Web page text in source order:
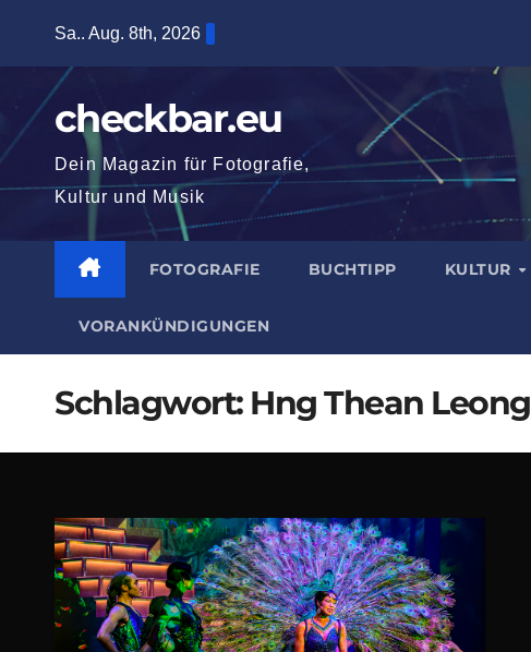
springen
Sa.. Aug. 8th, 2026
checkbar.eu
Dein Magazin für Fotografie,
Kultur und Musik
FOTOGRAFIE BUCHTIPP KULTUR
VORANKÜNDIGUNGEN
Schlagwort: Hng Thean Leong